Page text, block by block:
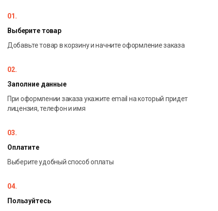
корректировки)
Оценка эффективности и контроль принимаемых
мер по обеспечению безопасности персональных
персональных данных
персональные данные
01.
Выберите товар
Добавьте товар в корзину и начните оформление заказа
02.
Заполние данные
При оформлении заказа укажите email на который придет
лицензия, телефон и имя
03.
Оплатите
Выберите удобный способ оплаты
04.
Пользуйтесь